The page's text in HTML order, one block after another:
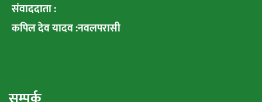
संवाददाता :
कपिल देव यादव :नवलपरासी